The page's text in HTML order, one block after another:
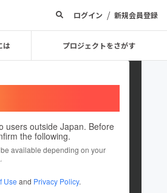
ログイン / 新規会員登録
は プロジェクトをさがす
users outside Japan. Before
the following.
available depending on your
Use and Privacy Policy.
ANGKOR
クトを投稿しています